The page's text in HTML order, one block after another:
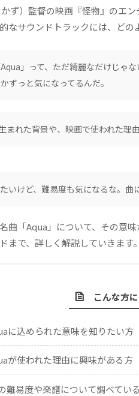
ず）監督の映画『怪物』のエ
なサウンドトラックには、どの
」って、ただ綺麗なだけじゃ
ずっと気になってるんだ。
まれた背景や、映画で使われた理
いけど、難易度も気になるな。曲
曲「Aqua」について、その意
まで、詳しく解説していきます。
こんな方
に込められた意味を知りたい方
が使われた理由に興味がある方
難易度や楽譜について調べてい